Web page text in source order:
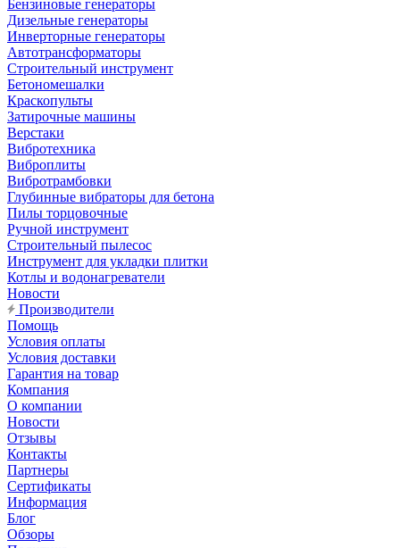
Бензиновые генераторы
Дизельные генераторы
Инверторные генераторы
Автотрансформаторы
Строительный инструмент
Бетономешалки
Краскопульты
Затирочные машины
Верстаки
Вибротехника
Виброплиты
Вибротрамбовки
Глубинные вибраторы для бетона
Пилы торцовочные
Ручной инструмент
Строительный пылесос
Инструмент для укладки плитки
Котлы и водонагреватели
Новости
Производители
Помощь
Условия оплаты
Условия доставки
Гарантия на товар
Компания
О компании
Новости
Отзывы
Контакты
Партнеры
Сертификаты
Информация
Блог
Обзоры